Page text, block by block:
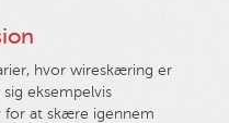
hvor wireskæring er
eksempelvis
for at skære igennem